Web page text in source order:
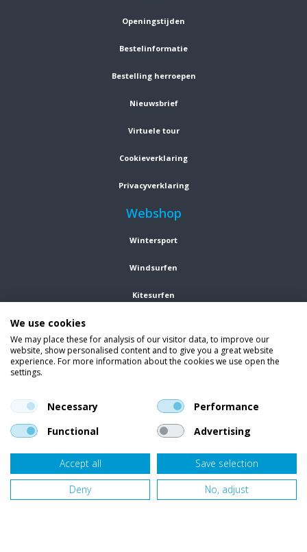
Openingstijden
Bestelinformatie
Bestelling herroepen
Nieuwsbrief
Virtuele tour
Cookieverklaring
Privacyverklaring
Webshop
Wintersport
Windsurfen
Kitesurfen
Kleding
Vind ons op social media
En blijf op de hoogte van trends, aanbiedingen en kortingsacties.
Onze klanten beoordelen Van Bellen Wind & Snowgemiddeld met een
op basis van455beoordelingen.
We use cookies
We may place these for analysis of our visitor data, to improve our
website, show personalised content and to give you a great website
experience. For more information about the cookies we use open the
settings.
Necessary
Performance
Functional
Advertising
Accept all
Save selection
Deny
No, adjust